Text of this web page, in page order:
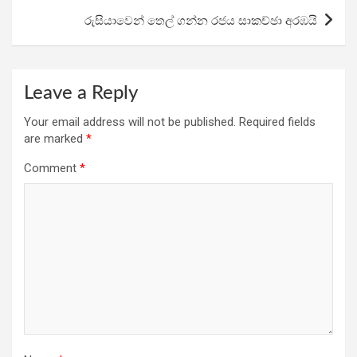
p
රුසියාවෙන් තෙල් ගන්න රජය සාකච්ඡා අරඹයි
Leave a Reply
Your email address will not be published. Required fields
are marked *
Comment *